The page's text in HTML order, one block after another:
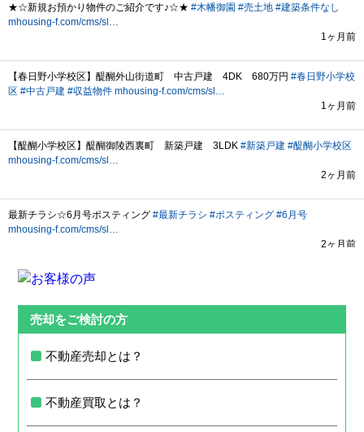
売却をご検討の方
不動産売却とは？
不動産買取とは？